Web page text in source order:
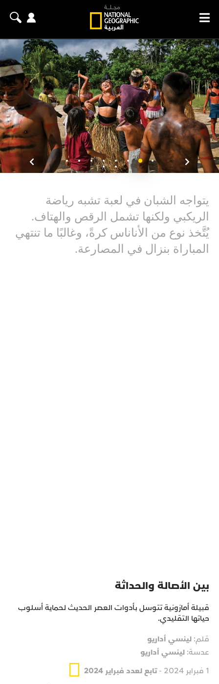
يتواجه الشبان في لعبة تشبه رياضة
الريكبي ولكنها تشمل الرقص والهتاف.
يُتَّخذ نوع من الأناناس كرةً، وغالبًا ما تنتهي
المباراة بنزال في المصارعة.
بين الأصالة والحداثة
قبيلة أمازونية تتوسل بأدوات العصر الحديث لحماية أسلوب
حياتها التقليدي.
قلم: لينسي أداريو
عدسة: لينسي أداريو
1 فبراير 2024 -
تابع لعدد فبراير 2024